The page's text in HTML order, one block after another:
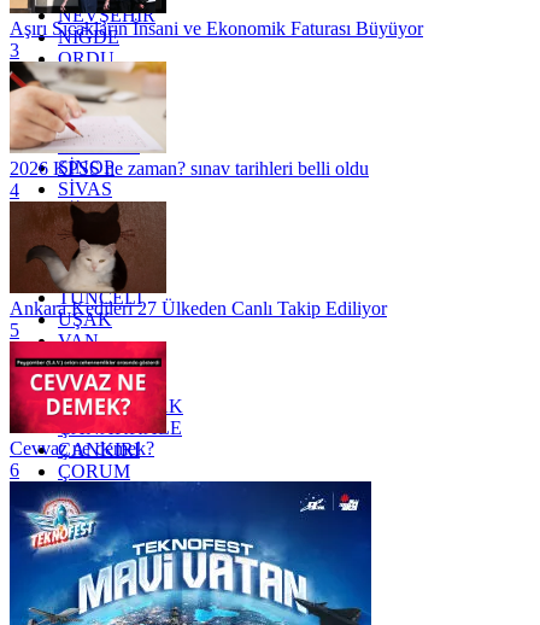
NEVŞEHİR
NİĞDE
ORDU
OSMANİYE
RİZE
SAKARYA
SAMSUN
SİNOP
SİVAS
SİİRT
TEKİRDAĞ
TOKAT
TRABZON
TUNCELİ
UŞAK
VAN
YALOVA
YOZGAT
ZONGULDAK
ÇANAKKALE
ÇANKIRI
ÇORUM
İSTANBUL
İZMİR
ŞANLIURFA
ŞIRNAK
Aşırı Sıcakların İnsani ve Ekonomik Faturası Büyüyor
3
2026 KPSS ne zaman? sınav tarihleri belli oldu
4
Ankara Kedileri 27 Ülkeden Canlı Takip Ediliyor
5
Cevvaz ne demek?
6